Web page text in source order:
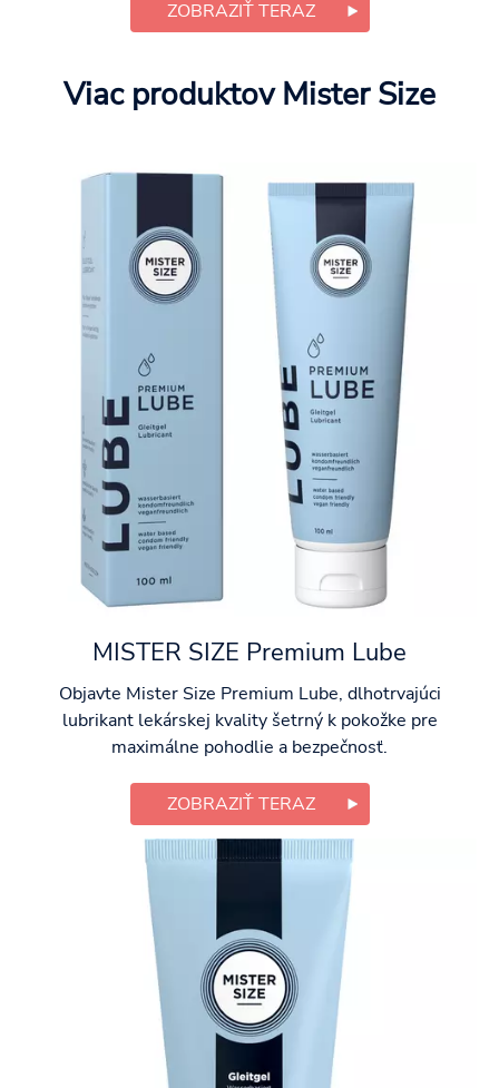
ZOBRAZIŤ TERAZ
Viac produktov Mister Size
MISTER SIZE Premium Lube
Objavte Mister Size Premium Lube, dlhotrvajúci
lubrikant lekárskej kvality šetrný k pokožke pre
maximálne pohodlie a bezpečnosť.
ZOBRAZIŤ TERAZ